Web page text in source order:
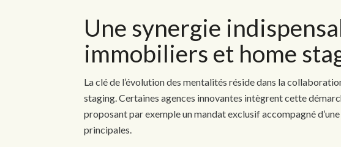
Une synergie
immobiliers et home
La clé de l’évolution des mentalités réside dans la
staging. Certaines agences innovantes intègrent cette
proposant par exemple un mandat exclusif accompagné
principales.